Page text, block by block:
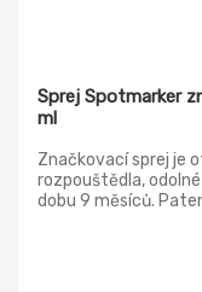
Sprej Spotmarker
ml
Značkovací sprej je
rozpouštědla,
dobu 9 měsíců.
krycí schopnost a